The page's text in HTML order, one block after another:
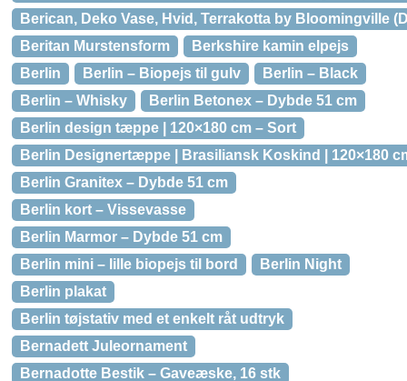
Berican, Deko Vase, Hvid, Terrakotta by Bloomingville
Beritan Murstensform
Berkshire kamin elpejs
Berlin
Berlin – Biopejs til gulv
Berlin – Black
Berlin – Whisky
Berlin Betonex – Dybde 51 cm
Berlin design tæppe | 120×180 cm – Sort
Berlin Designertæppe | Brasiliansk Koskind | 120×180
Berlin Granitex – Dybde 51 cm
Berlin kort – Vissevasse
Berlin Marmor – Dybde 51 cm
Berlin mini – lille biopejs til bord
Berlin Night
Berlin plakat
Berlin tøjstativ med et enkelt råt udtryk
Bernadett Juleornament
Bernadotte Bestik – Gaveæske, 16 stk